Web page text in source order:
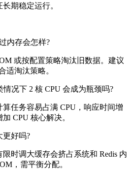
期稳定运行。
内存会怎样?
或按配置策略淘汰旧数据。建议
适淘汰策略。
况下 2 核 CPU 会成为瓶颈吗?
任务容易占满 CPU，响应时间增
CPU 核心解决。
好吗?
调大缓存会挤占系统和 Redis 内
，需平衡分配。